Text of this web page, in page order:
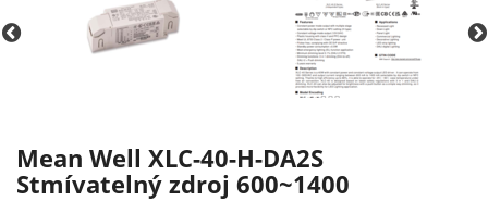
Mean Well XLC-40-H-DA2S
Stmívatelný zdroj 600~1400